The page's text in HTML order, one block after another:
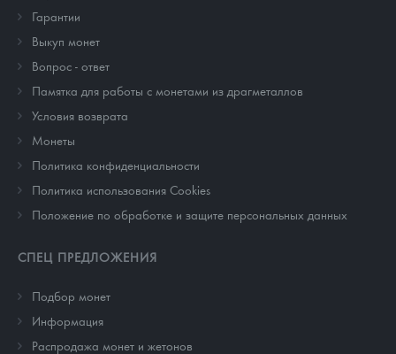
Гарантии
Выкуп монет
Вопрос - ответ
Памятка для работы с монетами из драгметаллов
Условия возврата
Монеты
Политика конфиденциальности
Политика использования Cookies
Положение по обработке и защите персональных данных
СПЕЦ ПРЕДЛОЖЕНИЯ
Подбор монет
Информация
Распродажа монет и жетонов